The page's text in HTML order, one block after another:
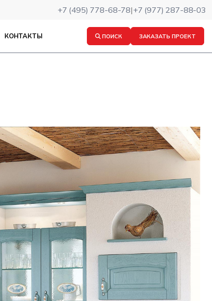
+7 (495) 778-68-78|+7 (977) 287-88-03
КОНТАКТЫ ПОИСК ЗАКАЗАТЬ ПРОЕКТ